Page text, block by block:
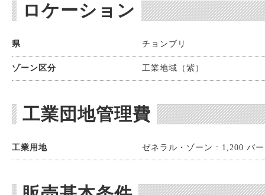
ロケーション
県 チョンブリ
ゾーン区分 工業地域（紫）
工業団地管理費
工業用地 ゼネラル・ゾーン : 1,200 バ